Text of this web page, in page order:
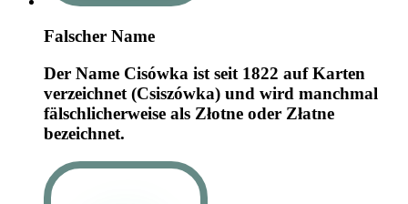
Falscher Name
Der Name Cisówka ist seit 1822 auf Karten
verzeichnet (Csiszówka) und wird manchmal
fälschlicherweise als Złotne oder Złatne
bezeichnet.